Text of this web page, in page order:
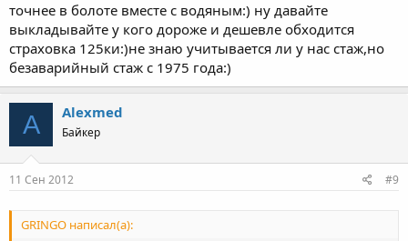
точнее в болоте вместе с водяным:) ну давайте
выкладывайте у кого дороже и дешевле обходится
страховка 125ки:)не знаю учитывается ли у нас стаж,но
безаварийный стаж с 1975 года:)
A Alexmed
Байкер
11 Сен 2012 #9
GRINGO написал(а):